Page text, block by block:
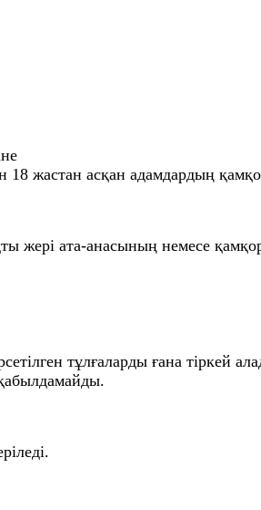
18 жастан асқан адамдардың
жері ата-анасының немесе
тұлғаларды ғана тіркей